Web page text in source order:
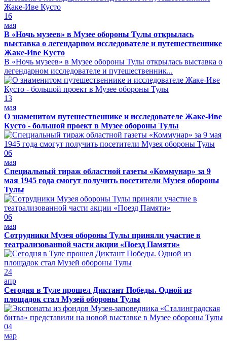
16
мая
В «Ночь музеев» в Музее обороны Тулы открылась
выставка о легендарном исследователе и путешественнике
Жаке-Иве Кусто
В «Ночь музеев» в Музее обороны Тулы открылась выставка о
легендарном исследователе и путешественник...
13
мая
О знаменитом путешественнике и исследователе Жаке-Иве
Кусто - большой проект в Музее обороны Тулы
06
мая
Специальный тираж областной газеты «Коммунар» за 9
мая 1945 года смогут получить посетители Музея обороны
Тулы
06
мая
Сотрудники Музея обороны Тулы приняли участие в
театрализованной части акции «Поезд Памяти»
24
апр
Сегодня в Туле прошел Диктант Победы. Одной из
площадок стал Музей обороны Тулы
04
мар